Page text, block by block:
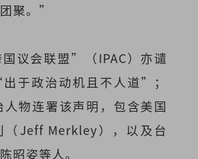
聚。”
国议会联盟”（IPAC）亦谴
于政治动机且不人道”；
物连署该声明，包含美国
（Jeff Merkley），以及台
昭姿等人。